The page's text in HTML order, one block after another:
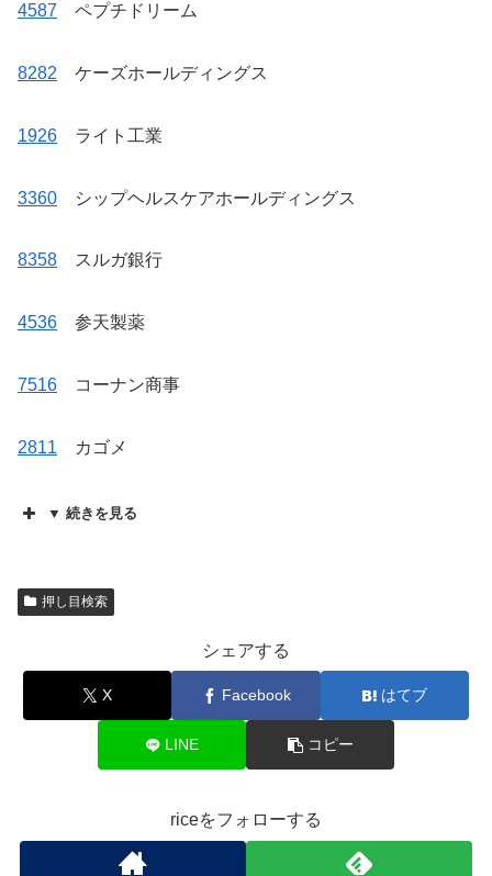
4587 ペプチドリーム
8282 ケーズホールディングス
1926 ライト工業
3360 シップヘルスケアホールディングス
8358 スルガ銀行
4536 参天製薬
7516 コーナン商事
2811 カゴメ
▼ 続きを見る
押し目検索
シェアする
X Facebook はてブ
LINE コピー
riceをフォローする